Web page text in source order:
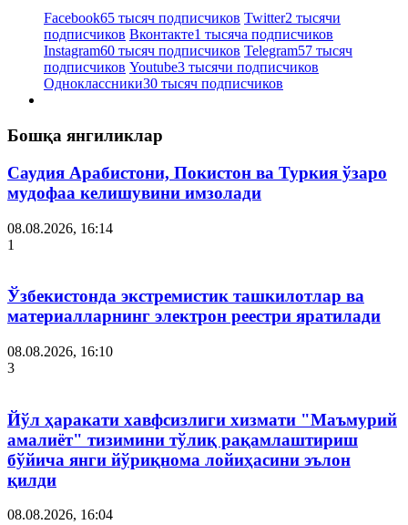
Facebook65 тысяч подписчиков Twitter2 тысячи
подписчиков Вконтакте1 тысяча подписчиков
Instagram60 тысяч подписчиков Telegram57 тысяч
подписчиков Youtube3 тысячи подписчиков
Одноклассники30 тысяч подписчиков
Бошқа янгиликлар
Саудия Арабистони, Покистон ва Туркия ўзаро
мудофаа келишувини имзолади
08.08.2026, 16:14
1
Ўзбекистонда экстремистик ташкилотлар ва
материалларнинг электрон реестри яратилади
08.08.2026, 16:10
3
Йўл ҳаракати хавфсизлиги хизмати "Маъмурий
амалиёт" тизимини тўлиқ рақамлаштириш
бўйича янги йўриқнома лойиҳасини эълон
қилди
08.08.2026, 16:04